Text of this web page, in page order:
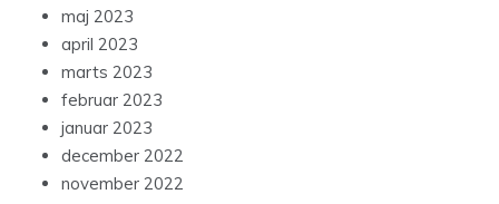
maj 2023
april 2023
marts 2023
februar 2023
januar 2023
december 2022
november 2022